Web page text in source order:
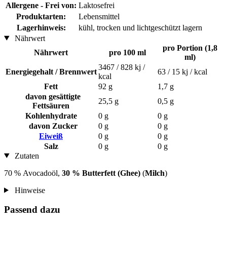
Allergene - Frei von: Laktosefrei
Produktarten:
Lebensmittel
Lagerhinweis:
kühl, trocken und lichtgeschützt lagern
Nährwert
Nährwert
pro 100 ml
pro Portion (1,8
ml)
Energiegehalt / Brennwert
3467 / 828 kj /
kcal
63 / 15 kj / kcal
Fett
92 g
1,7 g
davon gesättigte
Fettsäuren
25,5 g
0,5 g
Kohlenhydrate
0 g
0 g
davon Zucker
0 g
0 g
Eiweiß
0 g
0 g
Salz
0 g
0 g
Zutaten
70 % Avocadoöl, 30 % Butterfett (Ghee) (Milch)
Hinweise
Passend dazu